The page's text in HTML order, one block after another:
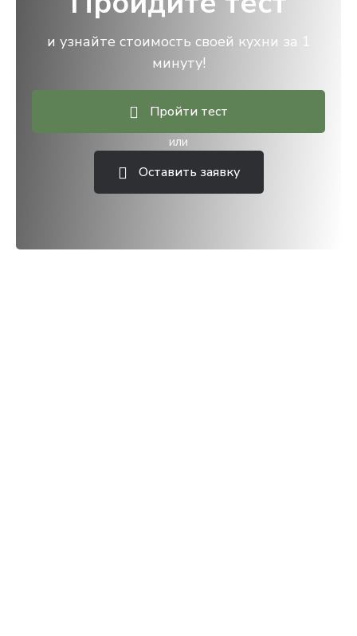
и узнайте стоимость своей кухни за 1
минуту!
Пройти тест
или
Оставить заявку